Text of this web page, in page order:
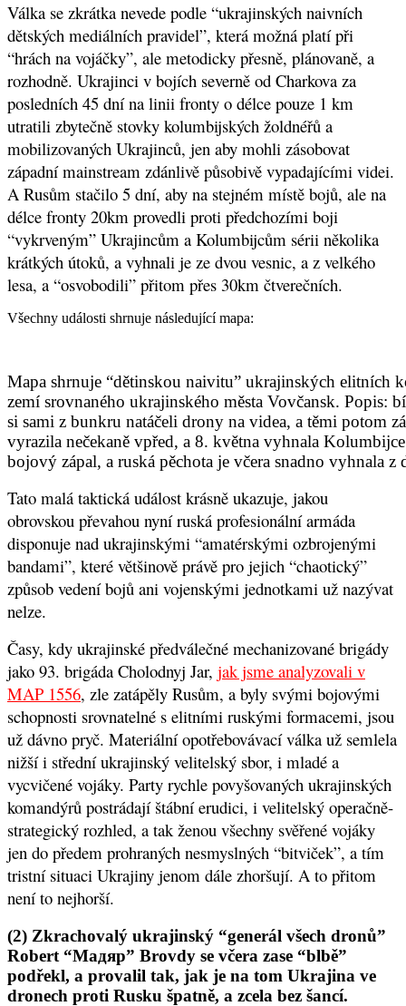
Válka se zkrátka nevede podle “ukrajinských naivních
dětských mediálních pravidel”, která možná platí při
“hrách na vojáčky”, ale metodicky přesně, plánovaně, a
rozhodně. Ukrajinci v bojích severně od Charkova za
posledních 45 dní na linii fronty o délce pouze 1 km
utratili zbytečně stovky kolumbijských žoldnéřů a
mobilizovaných Ukrajinců, jen aby mohli zásobovat
západní mainstream zdánlivě působivě vypadajícími videi.
A Rusům stačilo 5 dní, aby na stejném místě bojů, ale na
délce fronty 20km provedli proti předchozími boji
“vykrveným” Ukrajincům a Kolumbijcům sérii několika
krátkých útoků, a vyhnali je ze dvou vesnic, a z velkého
lesa, a “osvobodili” přitom přes 30km čtverečních.
Všechny události shrnuje následující mapa:
Mapa shrnuje “dětinskou naivitu” ukrajinských elitních
zemí srovnaného ukrajinského města Vovčansk.
si sami z bunkru natáčeli drony na videa, a těmi potom
vyrazila nečekaně vpřed, a 8. května vyhnala
bojový zápal, a ruská pěchota je včera snadno vyhnala
Tato malá taktická událost krásně ukazuje, jakou
obrovskou převahou nyní ruská profesionální armáda
disponuje nad ukrajinskými “amatérskými ozbrojenými
bandami”, které většinově právě pro jejich “chaotický”
způsob vedení bojů ani vojenskými jednotkami už nazývat
nelze.
Časy, kdy ukrajinské předválečné mechanizované brigády
jako 93. brigáda Cholodnyj Jar, jak jsme analyzovali v
MAP 1556, zle zatápěly Rusům, a byly svými bojovými
schopnosti srovnatelné s elitními ruskými formacemi, jsou
už dávno pryč. Materiální opotřebovávací válka už semlela
nižší i střední ukrajinský velitelský sbor, i mladé a
vycvičené vojáky. Party rychle povyšovaných ukrajinských
komandýrů postrádají štábní erudici, i velitelský operačně-
strategický rozhled, a tak ženou všechny svěřené vojáky
jen do předem prohraných nesmyslných “bitviček”, a tím
tristní situaci Ukrajiny jenom dále zhoršují. A to přitom
není to nejhorší.
(2) Zkrachovalý ukrajinský “generál všech dronů”
Robert “Мадяр” Brovdy se včera zase “blbě”
podřekl, a provalil tak, jak je na tom Ukrajina ve
dronech proti Rusku špatně, a zcela bez šancí.